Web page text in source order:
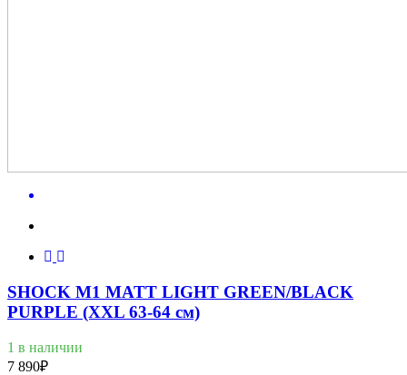
SHOCK M1 MATT LIGHT GREEN/BLACK
PURPLE (XXL 63-64 см)
1 в наличии
7 890₽